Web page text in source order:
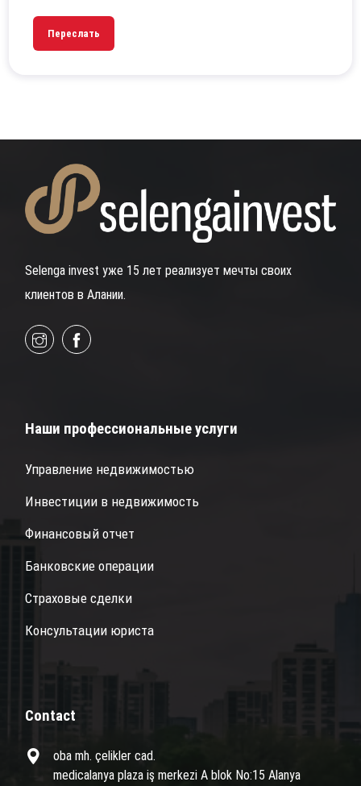
Переслать
Selenga invest уже 15 лет реализует мечты своих
клиентов в Алании.
Наши профессиональные услуги
Управление недвижимостью
Инвестиции в недвижимость
Финансовый отчет
Банковские операции
Страховые сделки
Консультации юриста
Contact
oba mh. çelikler cad.
medicalanya plaza iş merkezi A blok No:15 Alanya